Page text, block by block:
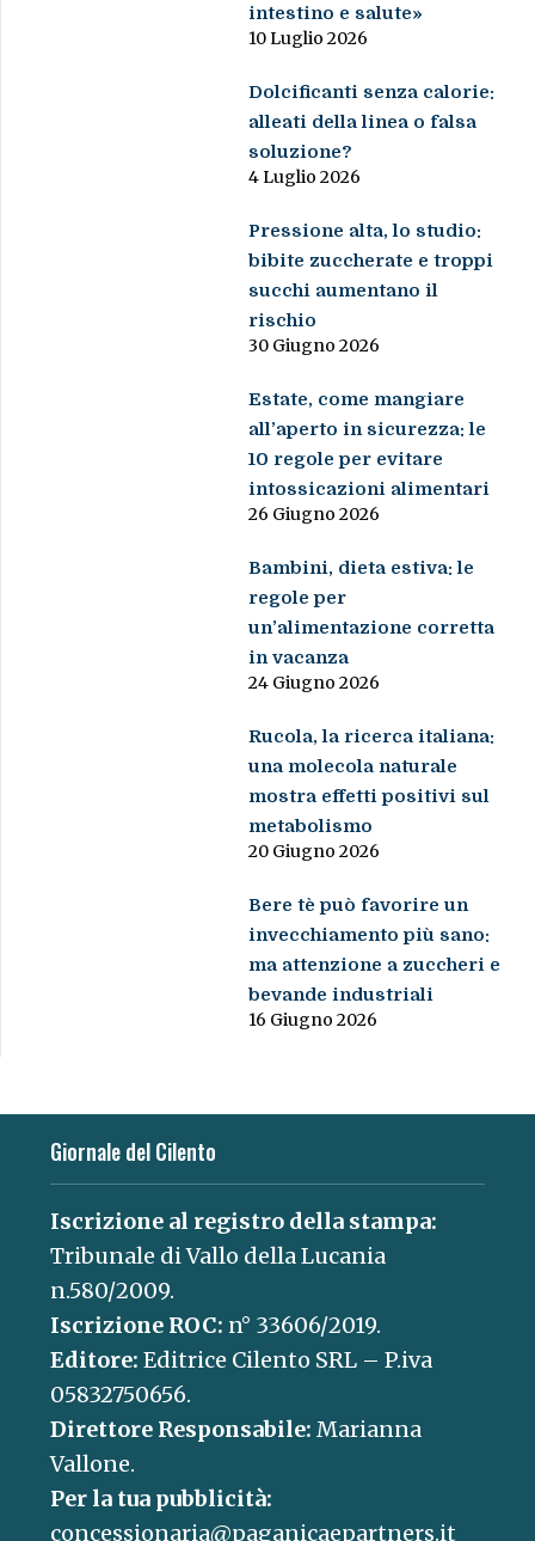
intestino e salute»
10 Luglio 2026
Dolcificanti senza calorie:
alleati della linea o falsa
soluzione?
4 Luglio 2026
Pressione alta, lo studio:
bibite zuccherate e troppi
succhi aumentano il
rischio
30 Giugno 2026
Estate, come mangiare
all’aperto in sicurezza: le
10 regole per evitare
intossicazioni alimentari
26 Giugno 2026
Bambini, dieta estiva: le
regole per
un’alimentazione corretta
in vacanza
24 Giugno 2026
Rucola, la ricerca italiana:
una molecola naturale
mostra effetti positivi sul
metabolismo
20 Giugno 2026
Bere tè può favorire un
invecchiamento più sano:
ma attenzione a zuccheri e
bevande industriali
16 Giugno 2026
Giornale del Cilento
Iscrizione al registro della stampa:
Tribunale di Vallo della Lucania
n.580/2009.
Iscrizione ROC: n° 33606/2019.
Editore: Editrice Cilento SRL – P.iva
05832750656.
Direttore Responsabile: Marianna
Vallone.
Per la tua pubblicità:
concessionaria@paganicaepartners.it